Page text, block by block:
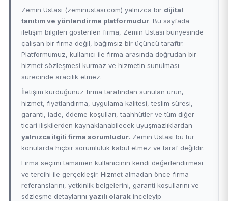
Zemin Ustası (zeminustasi.com) yalnızca bir dijital
tanıtım ve yönlendirme platformudur. Bu sayfada
iletişim bilgileri gösterilen firma, Zemin Ustası bünyesinde
çalışan bir firma değil, bağımsız bir üçüncü taraftır.
Platformumuz, kullanıcı ile firma arasında doğrudan bir
hizmet sözleşmesi kurmaz ve hizmetin sunulması
sürecinde aracılık etmez.
İletişim kurduğunuz firma tarafından sunulan ürün,
hizmet, fiyatlandırma, uygulama kalitesi, teslim süresi,
garanti, iade, ödeme koşulları, taahhütler ve tüm diğer
ticari ilişkilerden kaynaklanabilecek uyuşmazlıklardan
yalnızca ilgili firma sorumludur. Zemin Ustası bu tür
konularda hiçbir sorumluluk kabul etmez ve taraf değildir.
Firma seçimi tamamen kullanıcının kendi değerlendirmesi
ve tercihi ile gerçekleşir. Hizmet almadan önce firma
referanslarını, yetkinlik belgelerini, garanti koşullarını ve
sözleşme detaylarını yazılı olarakinceleyip